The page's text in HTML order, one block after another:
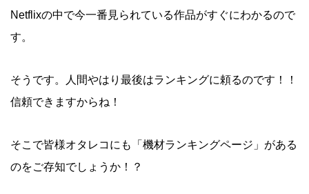
Netflixの中で今一番見られている作品がすぐにわかるので
す。
そうです。人間やはり最後はランキングに頼るのです！！
信頼できますからね！
そこで皆様オタレコにも「機材ランキングページ」がある
のをご存知でしょうか！？